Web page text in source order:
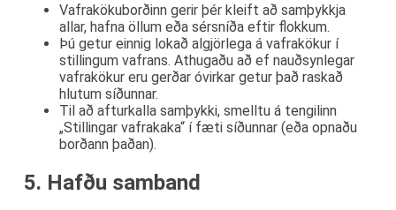
Vafrakökuborðinn gerir þér kleift að samþykkja
allar, hafna öllum eða sérsníða eftir flokkum.
Þú getur einnig lokað algjörlega á vafrakökur í
stillingum vafrans. Athugaðu að ef nauðsynlegar
vafrakökur eru gerðar óvirkar getur það raskað
hlutum síðunnar.
Til að afturkalla samþykki, smelltu á tengilinn
„Stillingar vafrakaka“ í fæti síðunnar (eða opnaðu
borðann þaðan).
5. Hafðu samband